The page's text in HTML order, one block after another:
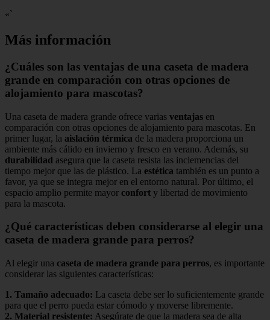
«`
Más información
¿Cuáles son las ventajas de una caseta de madera
grande en comparación con otras opciones de
alojamiento para mascotas?
Una caseta de madera grande ofrece varias ventajas en
comparación con otras opciones de alojamiento para mascotas. En
primer lugar, la aislación térmica de la madera proporciona un
ambiente más cálido en invierno y fresco en verano. Además, su
durabilidad asegura que la caseta resista las inclemencias del
tiempo mejor que las de plástico. La estética también es un punto a
favor, ya que se integra mejor en el entorno natural. Por último, el
espacio amplio permite mayor confort y libertad de movimiento
para la mascota.
¿Qué características deben considerarse al elegir una
caseta de madera grande para perros?
Al elegir una caseta de madera grande para perros, es importante
considerar las siguientes características:
1. Tamaño adecuado: La caseta debe ser lo suficientemente grande
para que el perro pueda estar cómodo y moverse libremente.
2. Material resistente: Asegúrate de que la madera sea de alta